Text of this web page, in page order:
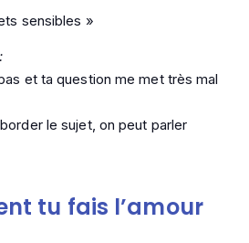
sensibles »
et ta question me met très mal
le sujet, on peut parler
tu fais l’amour